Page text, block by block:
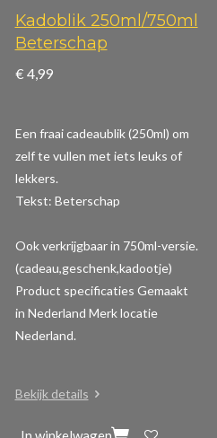
Kadoblik 250ml/750ml
Beterschap
€ 4,99
Een fraai cadeaublik (250ml) om
zelf te vullen met iets leuks of
lekkers.
Tekst: Beterschap
Ook verkrijgbaar in 750ml-versie.
(cadeau,geschenk,kadootje)
Product specificaties Gemaakt
in Nederland Merk locatie
Nederland.
Bekijk details